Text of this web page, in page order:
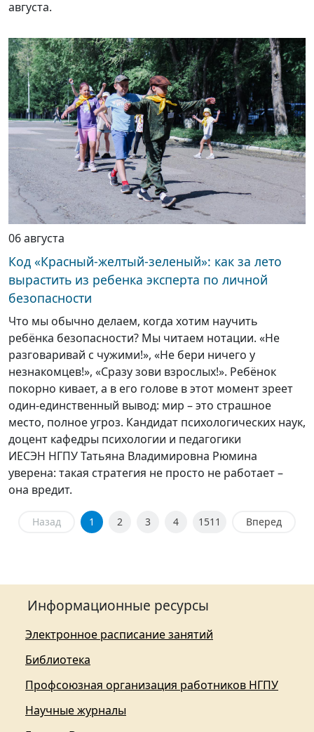
августа.
06 августа
Код «Красный-желтый-зеленый»: как за лето
вырастить из ребенка эксперта по личной
безопасности
Что мы обычно делаем, когда хотим научить
ребёнка безопасности? Мы читаем нотации. «Не
разговаривай с чужими!», «Не бери ничего у
незнакомцев!», «Сразу зови взрослых!». Ребёнок
покорно кивает, а в его голове в этот момент зреет
один-единственный вывод: мир – это страшное
место, полное угроз. Кандидат психологических наук,
доцент кафедры психологии и педагогики
ИЕСЭН НГПУ Татьяна Владимировна Рюмина
уверена: такая стратегия не просто не работает –
она вредит.
Назад 1 2 3 4 1511 Вперед
Информационные ресурсы
Электронное расписание занятий
Библиотека
Профсоюзная организация работников НГПУ
Научные журналы